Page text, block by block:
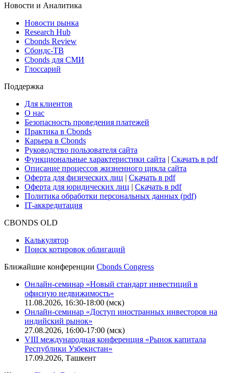
Новости и Аналитика
Новости рынка
Research Hub
Cbonds Review
Сбондс-ТВ
Cbonds для СМИ
Глоссарий
Поддержка
Для клиентов
О нас
Безопасность проведения платежей
Практика в Cbonds
Карьера в Cbonds
Руководство пользователя сайта
Функциональные характеристики сайта | Скачать в pdf
Описание процессов жизненного цикла сайта
Оферта для физических лиц | Скачать в pdf
Оферта для юридических лиц | Скачать в pdf
Политика обработки персональных данных (pdf)
IT-аккредитация
CBONDS OLD
Калькулятор
Поиск котировок облигаций
Ближайшие конференции Cbonds Congress
Онлайн-семинар «Новый стандарт инвестиций в
офисную недвижимость»
11.08.2026, 16:30-18:00 (мск)
Онлайн-семинар «Доступ иностранных инвесторов на
индийский рынок»
27.08.2026, 16:00-17:00 (мск)
VIII международная конференция «Рынок капитала
Республики Узбекистан»
17.09.2026, Ташкент